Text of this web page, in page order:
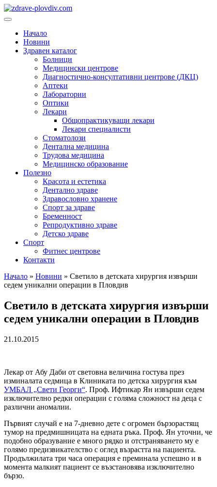
Преминете
към
Основно
Начало
Новини
Здравен каталог
Болници
Медицински центрове
Диагностично-консултативни центрове (ДКЦ)
Аптеки
Лаборатории
Оптики
Лекари
Общопрактикуващи лекари
Лекари специалисти
Стоматолози
Дентална медицина
Трудова медицина
Медицинско образование
Полезно
Красота и естетика
Дентално здраве
Здравословно хранене
Спорт за здраве
Бременност
Репродуктивно здраве
Детско здраве
Спорт
Фитнес центрове
Контакти
Начало » Новини » Светило в детската хирургия извърши
седем уникални операции в Пловдив
Светило в детската хирургия извърши
седем уникални операции в Пловдив
21.10.2015
Лекар от Абу Даби от световна величина гостува през
изминалата седмица в Клиниката по детска хирургия към
УМБАЛ „Свети Георги“. Проф. Ифтикар Ян извърши седем
изключително редки операции с голяма сложност на деца с
различни аномалии.
Първият случай е на 7-дневно дете с огромен бързорастящ
тумор на предмишницата на едната ръка. Проф. Ян уточни, че
подобно образувание е много рядко и отстраняването му е
голямо предизвикателство с оглед възрастта на пациента.
Продължилата три часа операция е преминала успешно и в
момента малкият пациент се възстановява изключително
бързо.